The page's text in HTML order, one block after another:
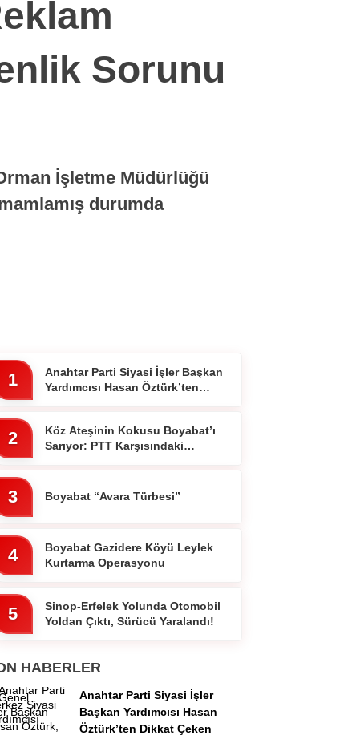
Sorunu
İşletme Müdürlüğü
durumda
1
Anahtar Parti Siyasi İşler Başkan
Yardımcısı Hasan Öztürk’ten
2
Köz Ateşinin Kokusu Boyabat’ı
Sarıyor: PTT Karşısındaki
3 Boyabat “Avara Türbesi”
4
Boyabat Gazidere Köyü Leylek
Kurtarma Operasyonu
5
Sinop-Erfelek Yolunda Otomobil
Yoldan Çıktı, Sürücü Yaralandı!
HABERLER
Anahtar Parti Siyasi İşler
Başkan Yardımcısı Hasan
Öztürk’ten Dikkat Çeken